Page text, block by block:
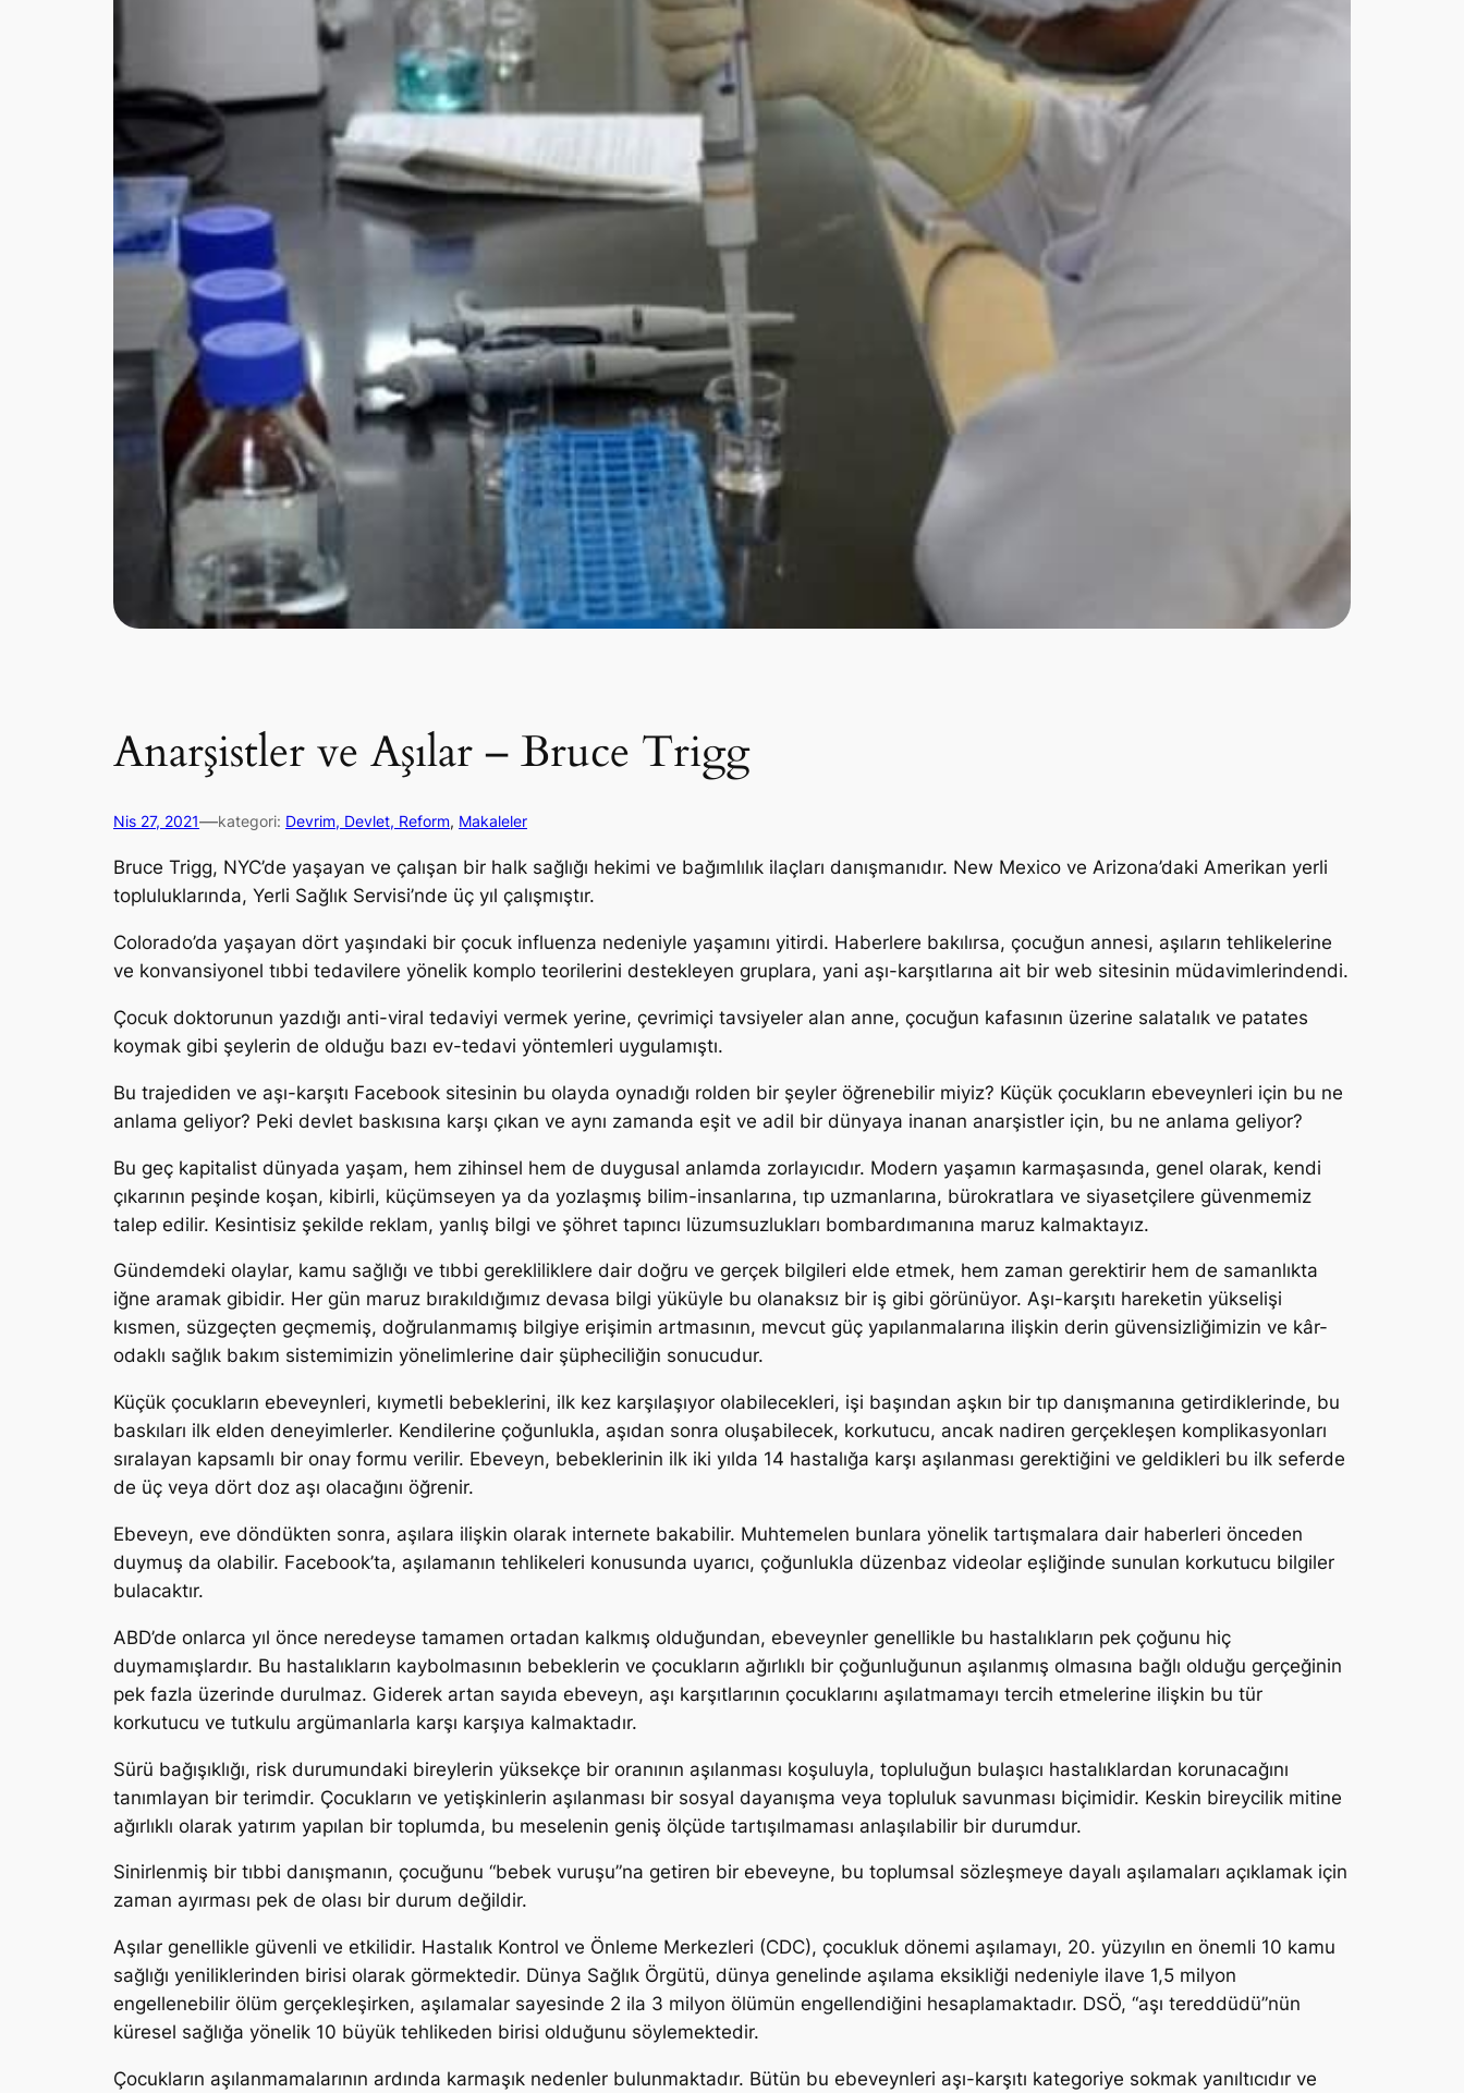
Anarşistler ve Aşılar – Bruce Trigg
Nis 27, 2021—kategori: Devrim, Devlet, Reform, Makaleler
Bruce Trigg, NYC’de yaşayan ve çalışan bir halk sağlığı hekimi ve bağımlılık ilaçları danışmanıdır. New Mexico ve Arizona’daki Amerikan yerli
topluluklarında, Yerli Sağlık Servisi’nde üç yıl çalışmıştır.
Colorado’da yaşayan dört yaşındaki bir çocuk influenza nedeniyle yaşamını yitirdi. Haberlere bakılırsa, çocuğun annesi, aşıların tehlikelerine
ve konvansiyonel tıbbi tedavilere yönelik komplo teorilerini destekleyen gruplara, yani aşı-karşıtlarına ait bir web sitesinin müdavimlerindendi.
Çocuk doktorunun yazdığı anti-viral tedaviyi vermek yerine, çevrimiçi tavsiyeler alan anne, çocuğun kafasının üzerine salatalık ve patates
koymak gibi şeylerin de olduğu bazı ev-tedavi yöntemleri uygulamıştı.
Bu trajediden ve aşı-karşıtı Facebook sitesinin bu olayda oynadığı rolden bir şeyler öğrenebilir miyiz? Küçük çocukların ebeveynleri için bu ne
anlama geliyor? Peki devlet baskısına karşı çıkan ve aynı zamanda eşit ve adil bir dünyaya inanan anarşistler için, bu ne anlama geliyor?
Bu geç kapitalist dünyada yaşam, hem zihinsel hem de duygusal anlamda zorlayıcıdır. Modern yaşamın karmaşasında, genel olarak, kendi
çıkarının peşinde koşan, kibirli, küçümseyen ya da yozlaşmış bilim-insanlarına, tıp uzmanlarına, bürokratlara ve siyasetçilere güvenmemiz
talep edilir. Kesintisiz şekilde reklam, yanlış bilgi ve şöhret tapıncı lüzumsuzlukları bombardımanına maruz kalmaktayız.
Gündemdeki olaylar, kamu sağlığı ve tıbbi gerekliliklere dair doğru ve gerçek bilgileri elde etmek, hem zaman gerektirir hem de samanlıkta
iğne aramak gibidir. Her gün maruz bırakıldığımız devasa bilgi yüküyle bu olanaksız bir iş gibi görünüyor. Aşı-karşıtı hareketin yükselişi
kısmen, süzgeçten geçmemiş, doğrulanmamış bilgiye erişimin artmasının, mevcut güç yapılanmalarına ilişkin derin güvensizliğimizin ve kâr-
odaklı sağlık bakım sistemimizin yönelimlerine dair şüpheciliğin sonucudur.
Küçük çocukların ebeveynleri, kıymetli bebeklerini, ilk kez karşılaşıyor olabilecekleri, işi başından aşkın bir tıp danışmanına getirdiklerinde, bu
baskıları ilk elden deneyimlerler. Kendilerine çoğunlukla, aşıdan sonra oluşabilecek, korkutucu, ancak nadiren gerçekleşen komplikasyonları
sıralayan kapsamlı bir onay formu verilir. Ebeveyn, bebeklerinin ilk iki yılda 14 hastalığa karşı aşılanması gerektiğini ve geldikleri bu ilk seferde
de üç veya dört doz aşı olacağını öğrenir.
Ebeveyn, eve döndükten sonra, aşılara ilişkin olarak internete bakabilir. Muhtemelen bunlara yönelik tartışmalara dair haberleri önceden
duymuş da olabilir. Facebook’ta, aşılamanın tehlikeleri konusunda uyarıcı, çoğunlukla düzenbaz videolar eşliğinde sunulan korkutucu bilgiler
bulacaktır.
ABD’de onlarca yıl önce neredeyse tamamen ortadan kalkmış olduğundan, ebeveynler genellikle bu hastalıkların pek çoğunu hiç
duymamışlardır. Bu hastalıkların kaybolmasının bebeklerin ve çocukların ağırlıklı bir çoğunluğunun aşılanmış olmasına bağlı olduğu gerçeğinin
pek fazla üzerinde durulmaz. Giderek artan sayıda ebeveyn, aşı karşıtlarının çocuklarını aşılatmamayı tercih etmelerine ilişkin bu tür
korkutucu ve tutkulu argümanlarla karşı karşıya kalmaktadır.
Sürü bağışıklığı, risk durumundaki bireylerin yüksekçe bir oranının aşılanması koşuluyla, topluluğun bulaşıcı hastalıklardan korunacağını
tanımlayan bir terimdir. Çocukların ve yetişkinlerin aşılanması bir sosyal dayanışma veya topluluk savunması biçimidir. Keskin bireycilik mitine
ağırlıklı olarak yatırım yapılan bir toplumda, bu meselenin geniş ölçüde tartışılmaması anlaşılabilir bir durumdur.
Sinirlenmiş bir tıbbi danışmanın, çocuğunu “bebek vuruşu”na getiren bir ebeveyne, bu toplumsal sözleşmeye dayalı aşılamaları açıklamak için
zaman ayırması pek de olası bir durum değildir.
Aşılar genellikle güvenli ve etkilidir. Hastalık Kontrol ve Önleme Merkezleri (CDC), çocukluk dönemi aşılamayı, 20. yüzyılın en önemli 10 kamu
sağlığı yeniliklerinden birisi olarak görmektedir. Dünya Sağlık Örgütü, dünya genelinde aşılama eksikliği nedeniyle ilave 1,5 milyon
engellenebilir ölüm gerçekleşirken, aşılamalar sayesinde 2 ila 3 milyon ölümün engellendiğini hesaplamaktadır. DSÖ, “aşı tereddüdü”nün
küresel sağlığa yönelik 10 büyük tehlikeden birisi olduğunu söylemektedir.
Çocukların aşılanmamalarının ardında karmaşık nedenler bulunmaktadır. Bütün bu ebeveynleri aşı-karşıtı kategoriye sokmak yanıltıcıdır ve